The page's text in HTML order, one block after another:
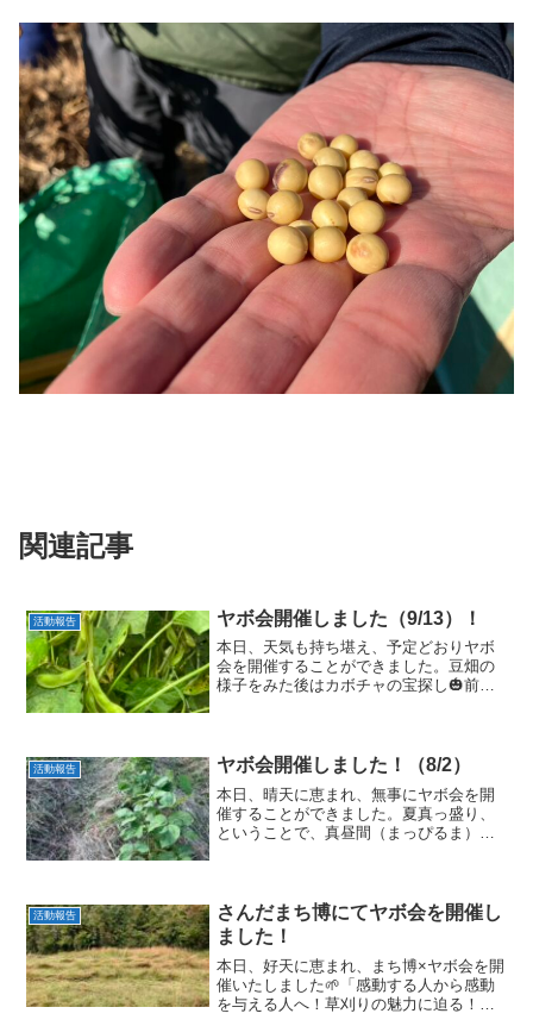
関連記事
活動報告 ヤボ会開催しました（9/13）！
本日、天気も持ち堪え、予定どおりヤボ
会を開催することができました。豆畑の
様子をみた後はカボチャの宝探し🎃前回
し大会】の初代チャンピオ...
活動報告 ヤボ会開催しました！（8/2）
本日、晴天に恵まれ、無事にヤボ会を開
催することができました。夏真っ盛り、
ということで、真昼間（まっぴるま）を
方もあるのか！」と...
活動報告
さんだまち博にてヤボ会を開催し
ました！
本日、好天に恵まれ、まち博×ヤボ会を開
催いたしました🌱「感動する人から感動
を与える人へ！草刈りの魅力に迫る！」